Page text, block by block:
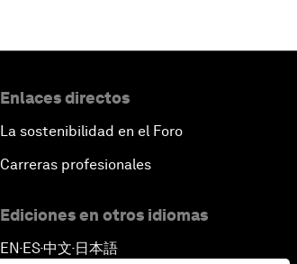
Enlaces directos
La sostenibilidad en el Foro
Carreras profesionales
Ediciones en otros idiomas
EN ▪ ES▪中文▪ 日本語